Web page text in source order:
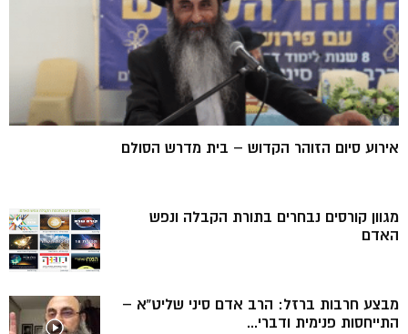
אירוע סיום הזוהר הקדוש – בית מדרש הסולם
מגוון קורסים נבחרים בתורת הקבלה ונפש
האדם
מבצע חרבות ברזל: הרב אדם סיני שליט”א –
התייחסות פנימית ודברי...